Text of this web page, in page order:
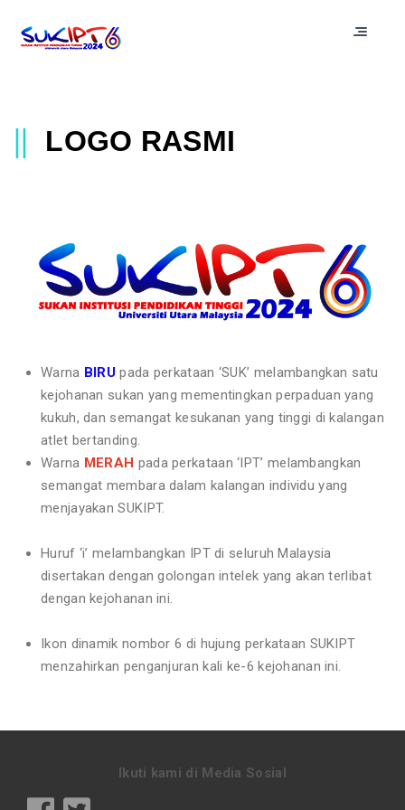
|| LOGO RASMI
Warna BIRU pada perkataan ‘SUK’ melambangkan satu
kejohanan sukan yang mementingkan perpaduan yang
kukuh, dan semangat kesukanan yang tinggi di kalangan
atlet bertanding.
Warna MERAH pada perkataan ‘IPT’ melambangkan
semangat membara dalam kalangan individu yang
menjayakan SUKIPT.
Huruf ‘i’ melambangkan IPT di seluruh Malaysia
disertakan dengan golongan intelek yang akan terlibat
dengan kejohanan ini.
Ikon dinamik nombor 6 di hujung perkataan SUKIPT
menzahirkan penganjuran kali ke-6 kejohanan ini.
Ikuti kami di Media Sosial